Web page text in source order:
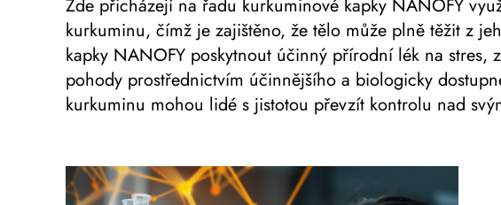
Zde přicházejí na řadu kurkuminové kapky NANOFY
kurkuminu, čímž je zajištěno, že tělo může plně těžit z
kapky NANOFY poskytnout účinný přírodní lék na
pohody prostřednictvím účinnějšího a biologicky
kurkuminu mohou lidé s jistotou převzít kontrolu nad